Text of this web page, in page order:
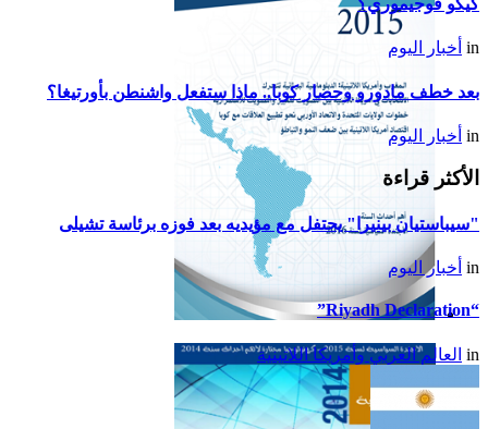
تقرير أمريكا اللاتينية لسنة
2015
كيكو فوجيموري؟
in أخبار اليوم
بعد خطف مادورو وحصار كوبا.. ماذا ستفعل واشنطن بأورتيغا؟
in أخبار اليوم
الأكثر قراءة
"سيباستيان بينيرا" يحتفل مع مؤيديه بعد فوزه برئاسة تشيلى
in أخبار اليوم
“Riyadh Declaration”
in العالم العربي وأمريكا اللاتينية